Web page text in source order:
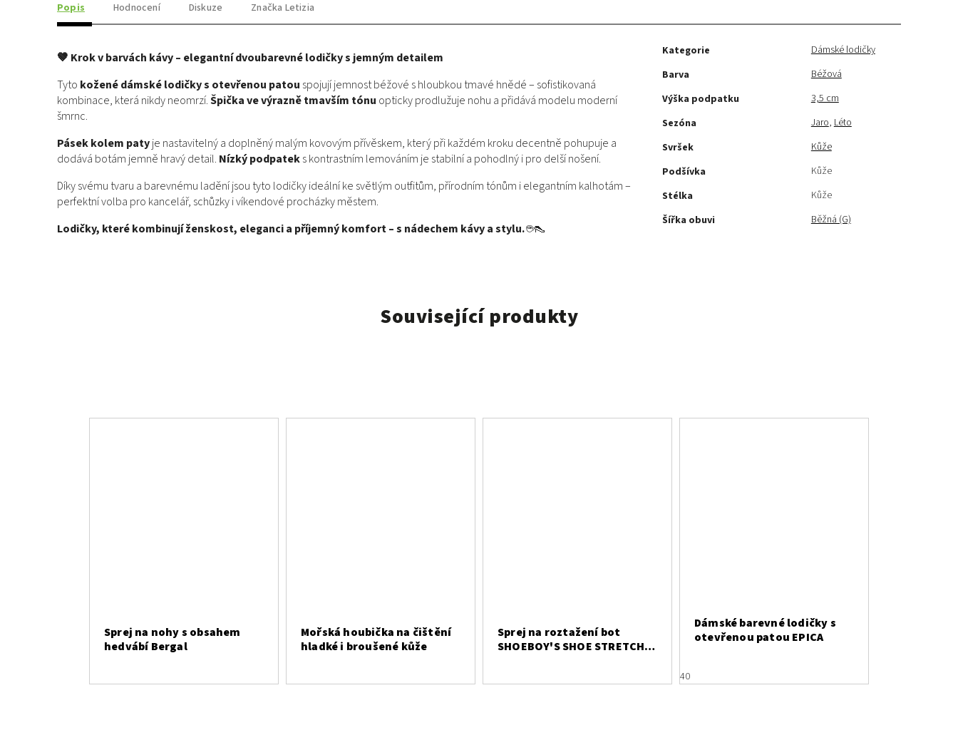
Popis Hodnocení Diskuze Značka Letizia
🤎 Krok v barvách kávy – elegantní dvoubarevné lodičky s jemným detailem
Tyto kožené dámské lodičky s otevřenou patou spojují jemnost béžové s hloubkou tmavé hnědé – sofistikovaná
kombinace, která nikdy neomrzí.Špička ve výrazně tmavším tónu opticky prodlužuje nohu a přidává modelu moderní
šmrnc.
Pásek kolem patyje nastavitelný a doplněný malým kovovým přívěskem, který při každém kroku decentně pohupuje a
dodává botám jemně hravý detail. Nízký podpateks kontrastním lemováním je stabilní a pohodlný i pro delší nošení.
Díky svému tvaru a barevnému ladění jsou tyto lodičky ideální ke světlým outfitům, přírodním tónům i elegantním kalhotám –
perfektní volba pro kancelář, schůzky i víkendové procházky městem.
Lodičky, které kombinují ženskost, eleganci a příjemný komfort – s nádechem kávy a stylu.☕👠
Kategorie
Dámské lodičky
Barva
Béžová
Výška podpatku
3,5 cm
Sezóna
Jaro,Léto
Svršek
Kůže
Podšívka
Kůže
Stélka
Kůže
Šířka obuvi
Běžná (G)
Související produkty
Sprej na nohy s obsahem
hedvábí Bergal
Mořská houbička na čištění
hladké i broušené kůže
Sprej na roztažení bot
SHOEBOY'S SHOE STRETCH
Dámské barevné lodičky s
otevřenou patou EPICA
40